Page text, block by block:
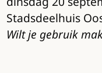
Stadsdeelhuis
Wilt je gebruik